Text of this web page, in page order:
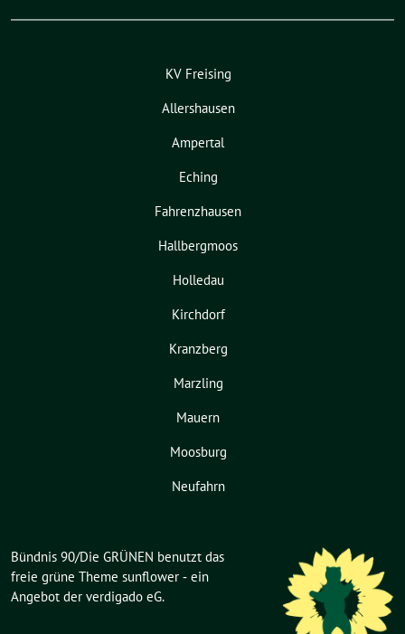
KV Freising
Allershausen
Ampertal
Eching
Fahrenzhausen
Hallbergmoos
Holledau
Kirchdorf
Kranzberg
Marzling
Mauern
Moosburg
Neufahrn
Bündnis 90/Die GRÜNEN benutzt das
freie grüne Theme sunflower ‐ ein
Angebot der verdigado eG.